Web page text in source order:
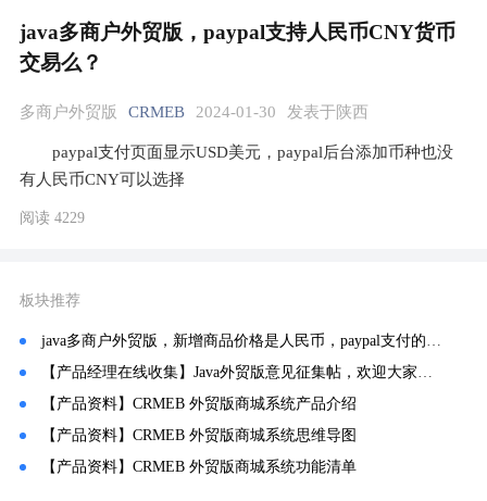
java多商户外贸版，paypal支持人民币CNY货币
交易么？
多商户外贸版 CRMEB 2024-01-30 发表于陕西
paypal支付页面显示USD美元，paypal后台添加币种也没
有人民币CNY可以选择
阅读 4229
板块推荐
java多商户外贸版，新增商品价格是人民币，paypal支付的时候是美元。
【产品经理在线收集】Java外贸版意见征集帖，欢迎大家反馈！
【产品资料】CRMEB 外贸版商城系统产品介绍
【产品资料】CRMEB 外贸版商城系统思维导图
【产品资料】CRMEB 外贸版商城系统功能清单